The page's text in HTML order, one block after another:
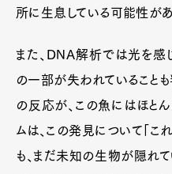
所に生息している可能性があ
また、DNA解析では光を感
の一部が失われていること
の反応が、この魚にはほと
ムは、この発見について「こ
も、まだ未知の生物が隠れて